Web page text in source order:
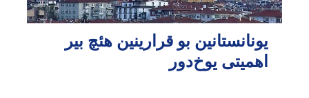
یونانستانین بو قرارینین هئچ بیر
اهمیتی یوخ‌دور